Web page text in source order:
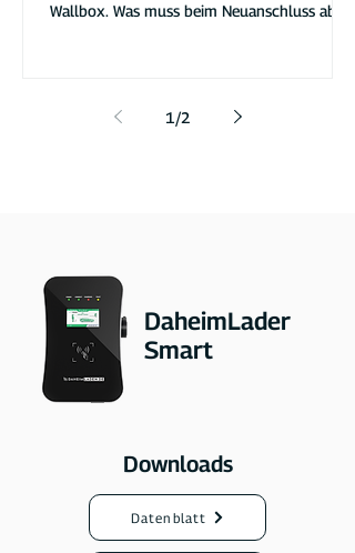
Wallbox. Was muss beim Neuanschluss ab
1/2
DaheimLader
Smart
Downloads
Datenblatt